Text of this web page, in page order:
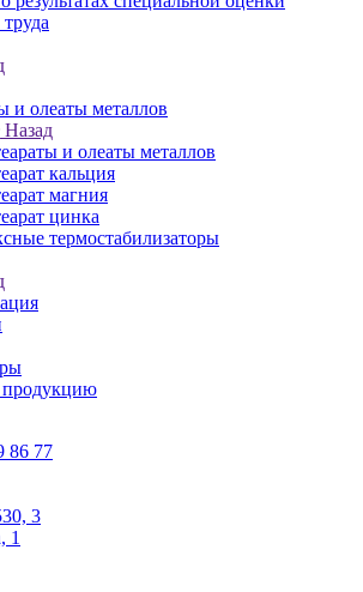
и олеаты металлов
Назад
и олеаты металлов
кальция
магния
цинка
термостабилизаторы
86 77
3
1